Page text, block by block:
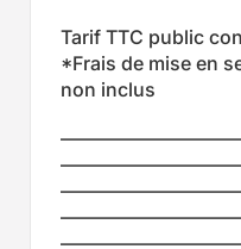
Tarif TTC public
*Frais de mise en
non inclus